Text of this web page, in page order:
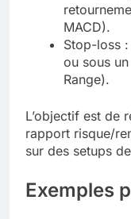
MACD).
Stop-loss
ou sous
Range).
L’objectif est de
rapport risque/
sur des setups
Exemples